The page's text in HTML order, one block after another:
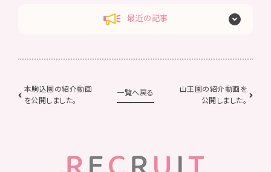
最近の記事
本駒込園の紹介動画
を公開しました。
一覧へ戻る
山王園の紹介動画を
公開しました。